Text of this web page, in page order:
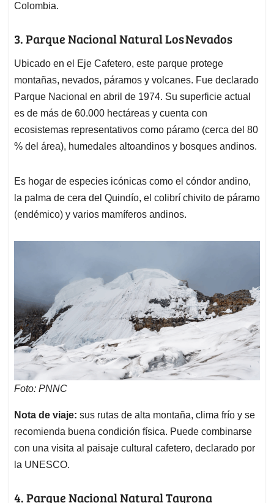
Colombia.
3. Parque Nacional Natural Los Nevados
Ubicado en el Eje Cafetero, este parque protege
montañas, nevados, páramos y volcanes. Fue declarado
Parque Nacional en abril de 1974. Su superficie actual
es de más de 60.000 hectáreas y cuenta con
ecosistemas representativos como páramo (cerca del 80
% del área), humedales altoandinos y bosques andinos.
Es hogar de especies icónicas como el cóndor andino,
la palma de cera del Quindío, el colibrí chivito de páramo
(endémico) y varios mamíferos andinos.
Foto: PNNC
Nota de viaje: sus rutas de alta montaña, clima frío y se
recomienda buena condición física. Puede combinarse
con una visita al paisaje cultural cafetero, declarado por
la UNESCO.
4. Parque Nacional Natural Tayrona